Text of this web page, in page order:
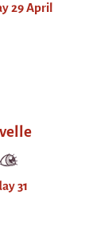
29 April
31